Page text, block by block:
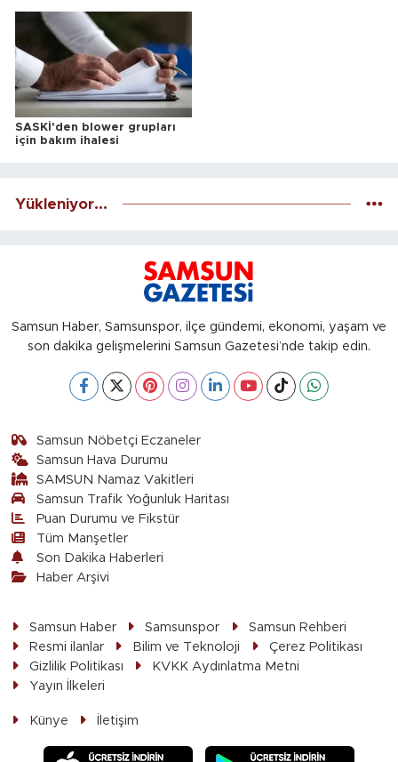
SASKİ'den blower grupları
için bakım ihalesi
Yükleniyor...
Samsun Haber, Samsunspor, ilçe gündemi, ekonomi, yaşam ve
son dakika gelişmelerini Samsun Gazetesi’nde takip edin.
Samsun Nöbetçi Eczaneler
Samsun Hava Durumu
SAMSUN Namaz Vakitleri
Samsun Trafik Yoğunluk Haritası
Puan Durumu ve Fikstür
Tüm Manşetler
Son Dakika Haberleri
Haber Arşivi
Samsun Haber Samsunspor
Samsun Rehberi
Resmi ilanlar
Bilim ve Teknoloji
Çerez Politikası
Gizlilik Politikası
KVKK Aydınlatma Metni
Yayın İlkeleri
Künye İletişim